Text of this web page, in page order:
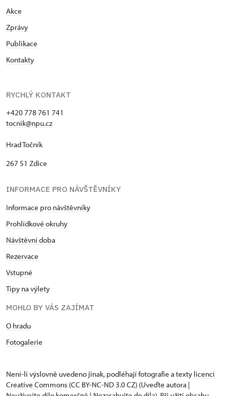
Akce
Zprávy
Publikace
Kontakty
RYCHLÝ KONTAKT
+420 778 761 741
tocnik@npu.cz
Hrad Točník
267 51 Zdice
INFORMACE PRO NÁVŠTĚVNÍKY
Informace pro návštěvníky
Prohlídkové okruhy
Návštěvní doba
Rezervace
Vstupné
Tipy na výlety
MOHLO BY VÁS ZAJÍMAT
O hradu
Fotogalerie
Není-li výslovně uvedeno jinak, podléhají fotografie a texty licenci
Creative Commons (CC BY-NC-ND 3.0 CZ) (Uveďte autora |